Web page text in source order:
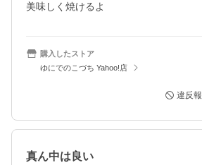
美味しく焼けるよ
購入したストア
ゆにでのこづち Yahoo!店
違反
真ん中は良い